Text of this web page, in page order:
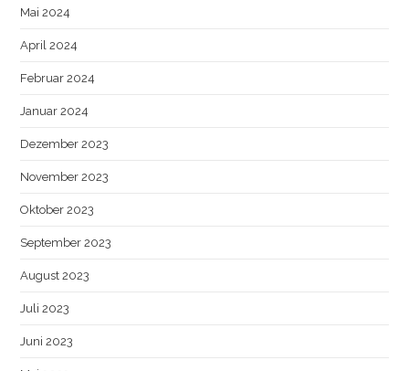
Mai 2024
April 2024
Februar 2024
Januar 2024
Dezember 2023
November 2023
Oktober 2023
September 2023
August 2023
Juli 2023
Juni 2023